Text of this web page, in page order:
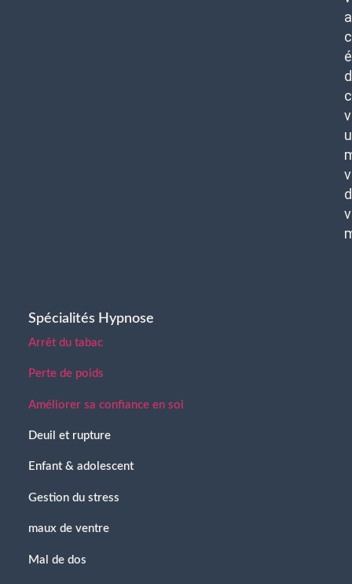
Spécialités Hypnose
Arrêt du tabac
Perte de poids
Améliorer sa confiance en soi
Deuil et rupture
Enfant & adolescent
Gestion du stress
maux de ventre
Mal de dos